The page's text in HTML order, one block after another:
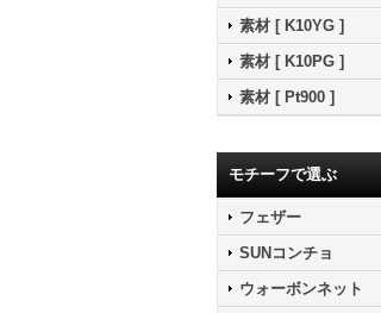
素材 [ K10YG ]
素材 [ K10PG ]
素材 [ Pt900 ]
モチーフで選ぶ
フェザー
SUNコンチョ
ウォーボンネット